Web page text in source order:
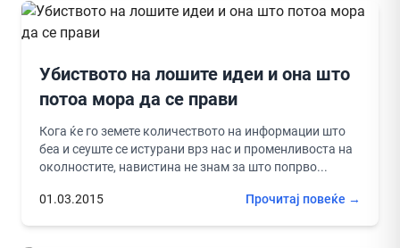
Убиството на лошите идеи и она што
потоа мора да се прави
Кога ќе го земете количеството на информации што
беа и сеуште се истурани врз нас и променливоста на
околностите, навистина не знам за што попрво...
01.03.2015 Прочитај повеќе →